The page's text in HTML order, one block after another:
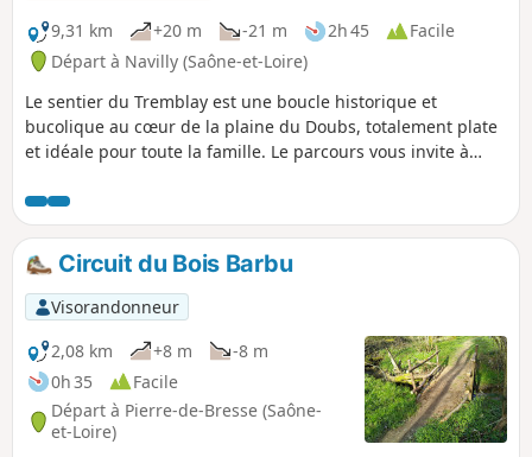
9,31 km
+20 m -21 m 2h 45
Facile
Départ à Navilly (Saône-et-Loire)
Le sentier du Tremblay est une boucle historique et
bucolique au cœur de la plaine du Doubs, totalement plate
et idéale pour toute la famille. Le parcours vous invite à
son style néo-gothique à la magnifique église romane de
Pontoux, en passant à proximité du remarquable pont de
Navilly, du XVIIIe siècle, qui enjambe le Doubs.
Circuit du Bois Barbu
Visorandonneur
2,08 km
+8 m
-8 m
0h 35
Facile
Départ à Pierre-de-Bresse (Saône-
et-Loire)